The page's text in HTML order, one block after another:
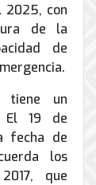
2025, con
de la
de
tiene un
El 19 de
fecha de
los
que